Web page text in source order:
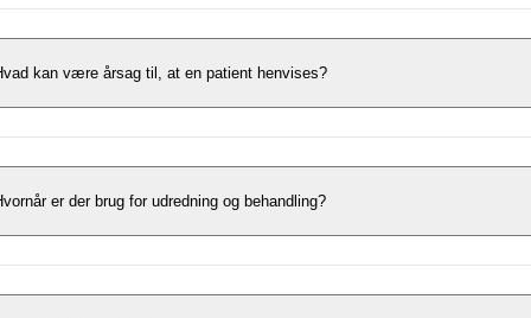
kan være årsag til, at en patient henvises?
er især sygdommens sværhedsgrad og kompleksitet, der har
for, om egen læge kan henvise patienter til
Her er nogle eksempler på, hvad det kan
er der brug for udredning og behandling?
kan være relevant, at patienter udredes og behandles på en af